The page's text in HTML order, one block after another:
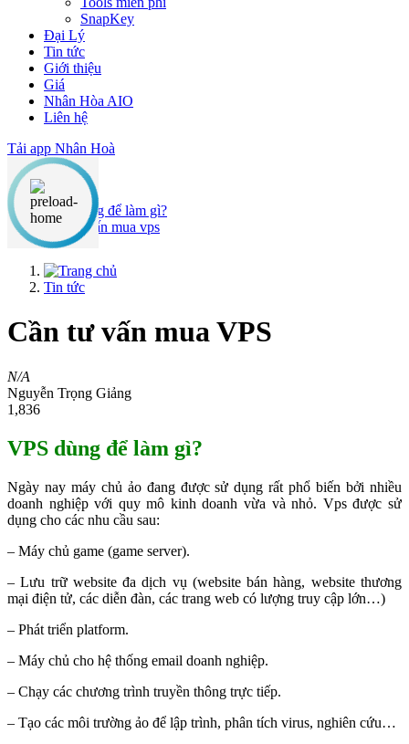
SnapKey
Đại Lý
Tin tức
Giới thiệu
Giá
Nhân Hòa AIO
Liên hệ
Tải app Nhân Hoà
Nội dung chính
VPS dùng để làm gì?
Cần tư vấn mua vps
Tin tức
Cần tư vấn mua VPS
N/A
Nguyễn Trọng Giảng
1,836
VPS dùng để làm gì?
Ngày nay máy chủ ảo đang được sử dụng rất phổ biến bởi nhiều
doanh nghiệp với quy mô kinh doanh vừa và nhỏ. Vps được sử
dụng cho các nhu cầu sau:
– Máy chủ game (game server).
– Lưu trữ website đa dịch vụ (website bán hàng, website thương
mại điện tử, các diễn đàn, các trang web có lượng truy cập lớn…)
– Phát triển platform.
– Máy chủ cho hệ thống email doanh nghiệp.
– Chạy các chương trình truyền thông trực tiếp.
– Tạo các môi trường ảo để lập trình, phân tích virus, nghiên cứu…